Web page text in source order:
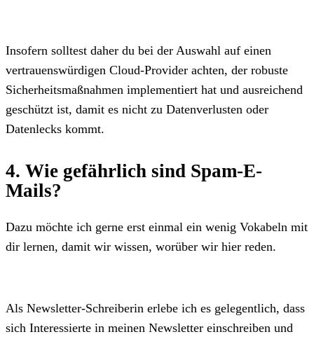
Insofern solltest daher du bei der Auswahl auf einen
vertrauenswürdigen Cloud-Provider achten, der robuste
Sicherheitsmaßnahmen implementiert hat und ausreichend
geschützt ist, damit es nicht zu Datenverlusten oder
Datenlecks kommt.
4. Wie gefährlich sind Spam-E-
Mails?
Dazu möchte ich gerne erst einmal ein wenig Vokabeln mit
dir lernen, damit wir wissen, worüber wir hier reden.
Als Newsletter-Schreiberin erlebe ich es gelegentlich, dass
sich Interessierte in meinen Newsletter einschreiben und